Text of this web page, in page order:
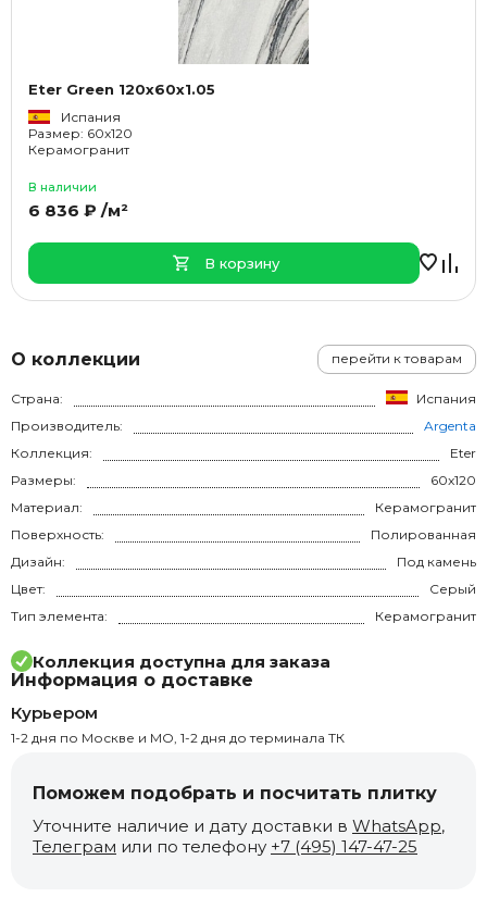
О коллекции перейти к товарам
Страна:
Испания
Производитель:
Argenta
Коллекция:
Eter
Размеры:
60x120
Материал:
Керамогранит
Поверхность:
Полированная
Дизайн:
Под камень
Цвет:
Серый
Тип элемента:
Керамогранит
Коллекция доступна для заказа
Информация о доставке
Курьером
1-2 дня по Москве и МО, 1-2 дня до терминала ТК
Поможем подобрать и посчитать плитку
Уточните наличие и дату доставки в WhatsApp,
Телеграм или по телефону +7 (495) 147-47-25
Eter Green 120x60x1.05
Испания
Размер: 60x120
Керамогранит
В наличии
6 836 ₽ /м²
В корзину